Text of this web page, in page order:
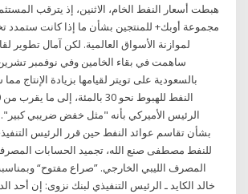
مجموعة أوبك+ للمنتجين بشأن ما إذا كانت ستمدد
لموازنة الأسواق العالمية. لكن آمال تطوير
ساهمت في بقاء الخامين وفي نوفمبر
بالسعودية على تويتر لقيامها بزيادة الإنتاج
الرئيس الأميركي بأنه "مثل خفض ضريبي
بشأن تقاسم عوائد النفط حين قرر الرئيس
للنفط مصطفى صنع الله، تجميد الحسابات
المصرف الليبي الخارجي. ”صراع مفتوح“ وبمناسبة
خالد الكايد ـ الرئيس التنفيذي لبنك نزوى: إن أحد